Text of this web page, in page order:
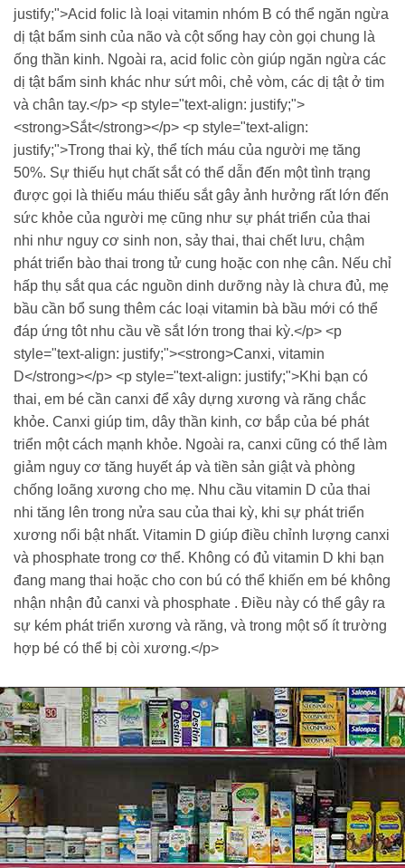
justify;">Acid folic là loại vitamin nhóm B có thể ngăn ngừa
dị tật bẩm sinh của não và cột sống hay còn gọi chung là
ống thần kinh. Ngoài ra, acid folic còn giúp ngăn ngừa các
dị tật bẩm sinh khác như sứt môi, chẻ vòm, các dị tật ở tim
và chân tay.</p> <p style="text-align: justify;">
<strong>Sắt</strong></p> <p style="text-align:
justify;">Trong thai kỳ, thể tích máu của người mẹ tăng
50%. Sự thiếu hụt chất sắt có thể dẫn đến một tình trạng
được gọi là thiếu máu thiếu sắt gây ảnh hưởng rất lớn đến
sức khỏe của người mẹ cũng như sự phát triển của thai
nhi như nguy cơ sinh non, sảy thai, thai chết lưu, chậm
phát triển bào thai trong tử cung hoặc con nhẹ cân. Nếu chỉ
hấp thụ sắt qua các nguồn dinh dưỡng này là chưa đủ, mẹ
bầu cần bổ sung thêm các loại vitamin bà bầu mới có thể
đáp ứng tôt nhu cầu về sắt lớn trong thai kỳ.</p> <p
style="text-align: justify;"><strong>Canxi, vitamin
D</strong></p> <p style="text-align: justify;">Khi bạn có
thai, em bé cần canxi để xây dựng xương và răng chắc
khỏe. Canxi giúp tim, dây thần kinh, cơ bắp của bé phát
triển một cách mạnh khỏe. Ngoài ra, canxi cũng có thể làm
giảm nguy cơ tăng huyết áp và tiền sản giật và phòng
chống loãng xương cho mẹ. Nhu cầu vitamin D của thai
nhi tăng lên trong nửa sau của thai kỳ, khi sự phát triển
xương nổi bật nhất. Vitamin D giúp điều chỉnh lượng canxi
và phosphate trong cơ thể. Không có đủ vitamin D khi bạn
đang mang thai hoặc cho con bú có thể khiến em bé không
nhận nhận đủ canxi và phosphate . Điều này có thể gây ra
sự kém phát triển xương và răng, và trong một số ít trường
hợp bé có thể bị còi xương.</p>